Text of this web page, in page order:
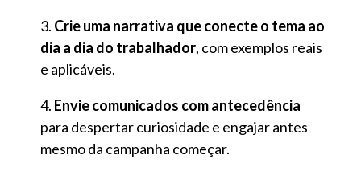
Crie uma narrativa que conecte o tema ao
dia a dia do trabalhador, com exemplos reais
e aplicáveis.
Envie comunicados com antecedência
para despertar curiosidade e engajar antes
mesmo da campanha começar.